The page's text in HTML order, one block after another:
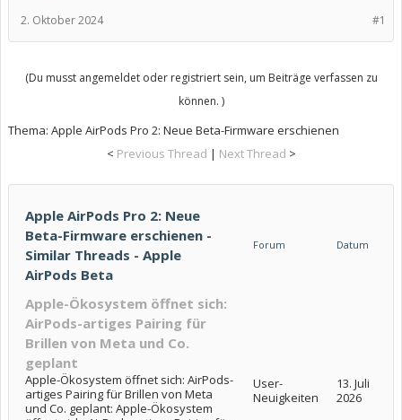
#1
2. Oktober 2024
(Du musst angemeldet oder registriert sein, um Beiträge verfassen zu
können. )
Thema: Apple AirPods Pro 2: Neue Beta-Firmware erschienen
< Previous Thread | Next Thread >
Apple AirPods Pro 2: Neue
Beta-Firmware erschienen -
Similar Threads - Apple
AirPods Beta
Forum Datum
Apple-Ökosystem öffnet sich:
AirPods-artiges Pairing für
Brillen von Meta und Co.
geplant
Apple-Ökosystem öffnet sich: AirPods-
artiges Pairing für Brillen von Meta
und Co. geplant: Apple-Ökosystem
User-
Neuigkeiten
13. Juli
2026